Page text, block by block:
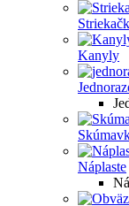
Kanyly
Náplaste